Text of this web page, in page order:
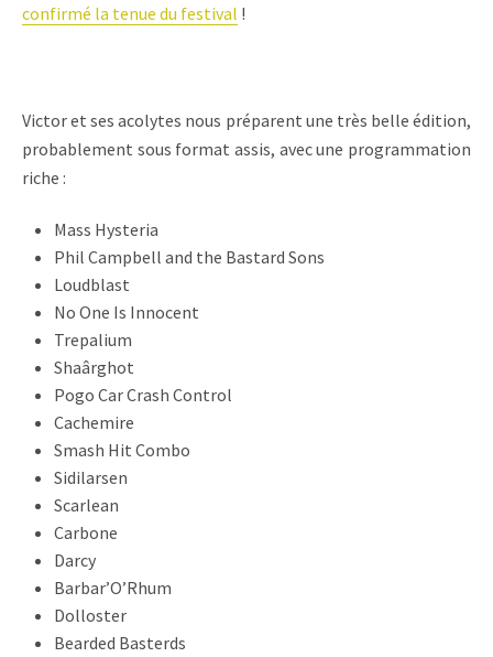
confirmé la tenue du festival !
Victor et ses acolytes nous préparent une très belle édition,
probablement sous format assis, avec une programmation
riche :
Mass Hysteria
Phil Campbell and the Bastard Sons
Loudblast
No One Is Innocent
Trepalium
Shaârghot
Pogo Car Crash Control
Cachemire
Smash Hit Combo
Sidilarsen
Scarlean
Carbone
Darcy
Barbar’O’Rhum
Dolloster
Bearded Basterds